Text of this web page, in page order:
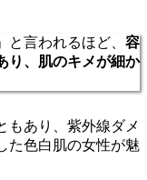
言われるほど、 容
り、肌のキメが細か
もあり、紫外線ダメ
た色白肌の女性が魅